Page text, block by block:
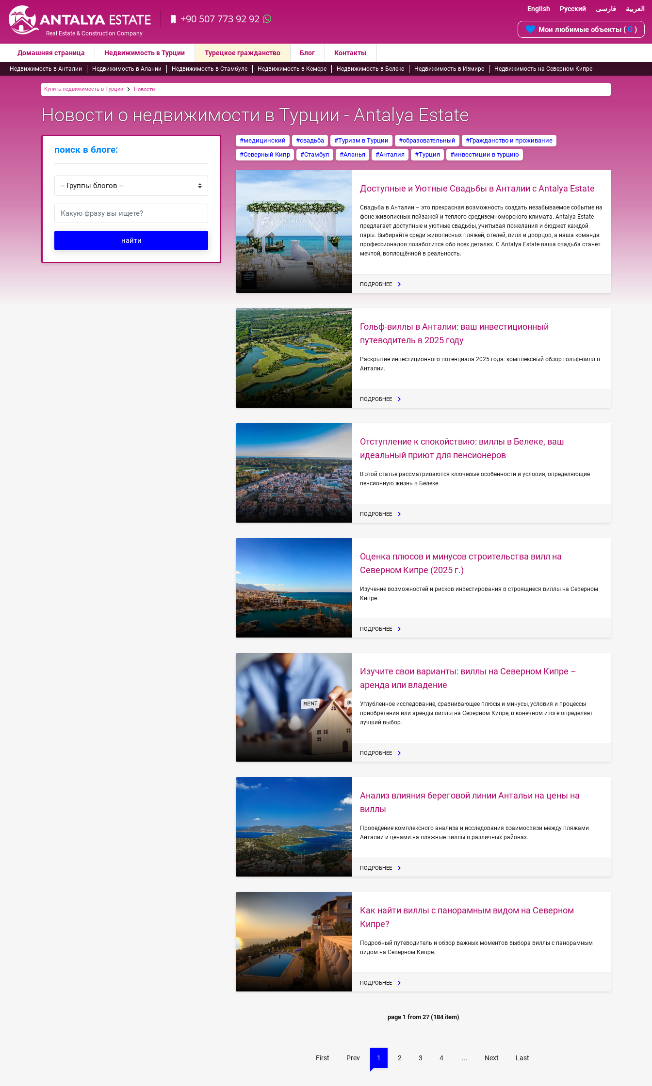
Real Estate & Construction Company
+90 507 773 92 92
English Русский فارسی العربية
Мои любимые объекты ( 0 )
Домашняя страница Недвижимость в Турции Турецкое гражданство Блог Контакты
Недвижимость в Анталии Недвижимость в Алании Недвижимость в Стамбуле Недвижимость в Кемере Недвижимость в Белеке Недвижимость в Измире Недвижимость на Северном Кипре
Купить недвижимость в Турции Новости
Новости о недвижимости в Турции - Antalya Estate
поиск в блоге:
найти
#медицинский #свадьба #Туризм в Турции #образовательный
#Гражданство и проживание
#Северный Кипр
#Стамбул #Аланья #Анталия #Турция #инвестиции в турцию
Доступные и Уютные Свадьбы в Анталии с Antalya Estate
Свадьба в Анталии – это прекрасная возможность создать незабываемое событие на
фоне живописных пейзажей и теплого средиземноморского климата. Antalya Estate
предлагает доступные и уютные свадьбы, учитывая пожелания и бюджет каждой
пары. Выбирайте среди живописных пляжей, отелей, вилл и дворцов, а наша команда
профессионалов позаботится обо всех деталях. С Antalya Estate ваша свадьба станет
мечтой, воплощённой в реальность.
ПОДРОБНЕЕ
Гольф-виллы в Анталии: ваш инвестиционный
путеводитель в 2025 году
Раскрытие инвестиционного потенциала 2025 года: комплексный обзор гольф-вилл в
Анталии.
ПОДРОБНЕЕ
Отступление к спокойствию: виллы в Белеке, ваш
идеальный приют для пенсионеров
В этой статье рассматриваются ключевые особенности и условия, определяющие
пенсионную жизнь в Белеке.
ПОДРОБНЕЕ
Оценка плюсов и минусов строительства вилл на
Северном Кипре (2025 г.)
Изучение возможностей и рисков инвестирования в строящиеся виллы на Северном
Кипре.
ПОДРОБНЕЕ
Изучите свои варианты: виллы на Северном Кипре –
аренда или владение
Углубленное исследование, сравнивающее плюсы и минусы, условия и процессы
приобретения или аренды виллы на Северном Кипре, в конечном итоге определяет
лучший выбор.
ПОДРОБНЕЕ
Анализ влияния береговой линии Антальи на цены на
виллы
Проведение комплексного анализа и исследования взаимосвязи между пляжами
Анталии и ценами на пляжные виллы в различных районах.
ПОДРОБНЕЕ
Как найти виллы с панорамным видом на Северном
Кипре?
Подробный путеводитель и обзор важных моментов выбора виллы с панорамным
видом на Северном Кипре.
ПОДРОБНЕЕ
page 1 from 27(184item)
First Prev 1 2 3 4 ... Next Last